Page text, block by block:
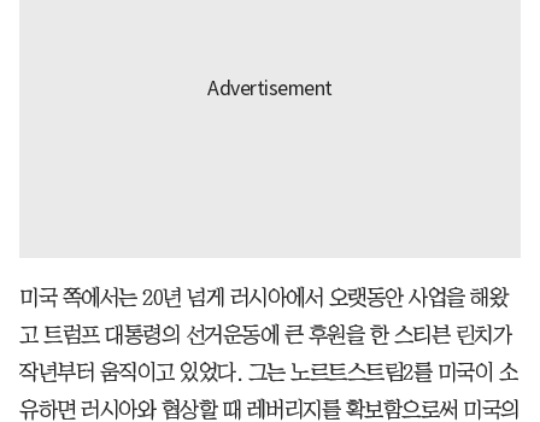
미국 쪽에서는 20년 넘게 러시아에서 오랫동안 사업을 해왔
고 트럼프 대통령의 선거운동에 큰 후원을 한 스티븐 린치가
작년부터 움직이고 있었다. 그는 노르트스트림2를 미국이 소
유하면 러시아와 협상할 때 레버리지를 확보함으로써 미국의